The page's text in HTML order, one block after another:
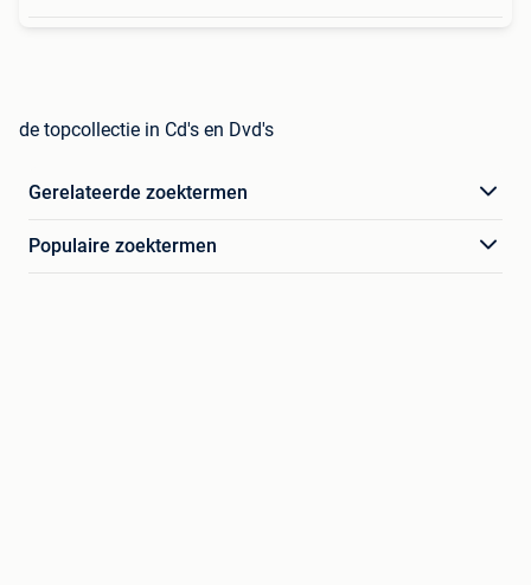
de topcollectie in Cd's en Dvd's
Gerelateerde zoektermen
Populaire zoektermen